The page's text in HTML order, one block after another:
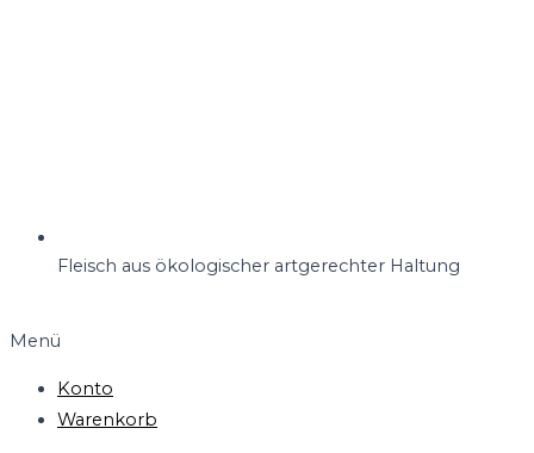
Fleisch aus ökologischer artgerechter Haltung
Menü
Konto
Warenkorb